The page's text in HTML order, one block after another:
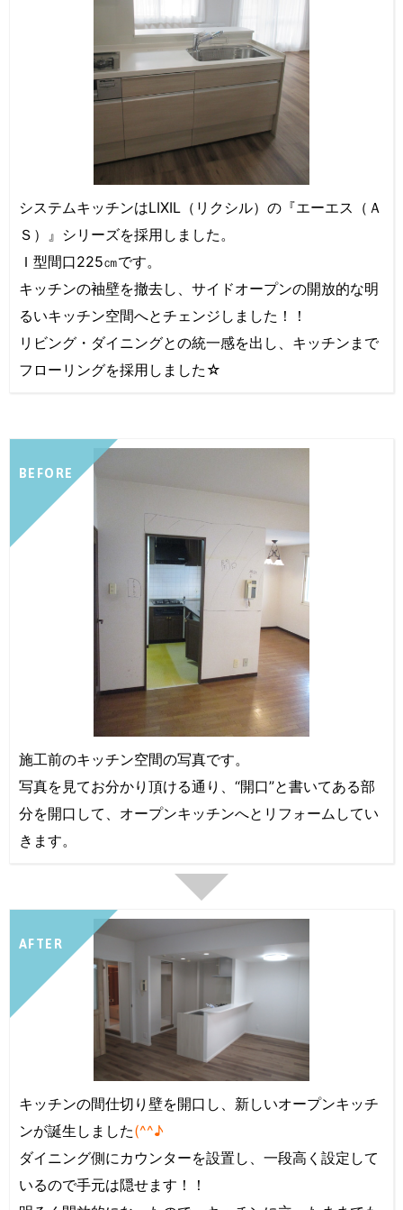
システムキッチンはLIXIL（リクシル）の『エーエス（Ａ
Ｓ）』シリーズを採用しました。
Ｉ型間口225㎝です。
キッチンの袖壁を撤去し、サイドオープンの開放的な明
るいキッチン空間へとチェンジしました！！
リビング・ダイニングとの統一感を出し、キッチンまで
フローリングを採用しました☆
BEFORE
施工前のキッチン空間の写真です。
写真を見てお分かり頂ける通り、“開口”と書いてある部
分を開口して、オープンキッチンへとリフォームしてい
きます。
AFTER
キッチンの間仕切り壁を開口し、新しいオープンキッチ
ンが誕生しました(^^♪
ダイニング側にカウンターを設置し、一段高く設定して
いるので手元は隠せます！！